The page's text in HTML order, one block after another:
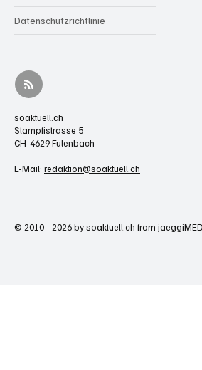
Datenschutzrichtlinie
soaktuell.ch
Stampfistrasse 5
CH-4629 Fulenbach
E-Mail: redaktion@soaktuell.ch
© 2010 - 2026 by soaktuell.ch from